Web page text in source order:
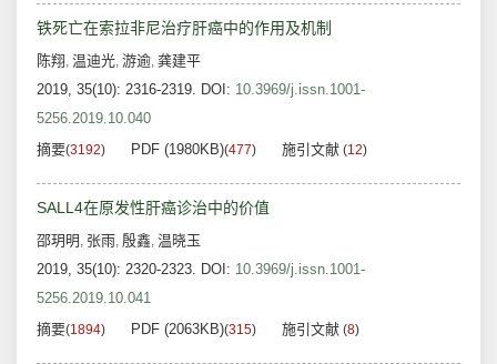
铁死亡在索拉非尼治疗肝癌中的作用及机制
陈翔, 温迪光, 游逾, 龚建平
2019, 35(10): 2316-2319. DOI: 10.3969/j.issn.1001-
5256.2019.10.040
摘要(3192) PDF (1980KB)(477) 施引文献 (12)
SALL4在原发性肝癌诊治中的价值
邵玥明 , 张雨, 殷鑫, 温晓玉
2019, 35(10): 2320-2323. DOI: 10.3969/j.issn.1001-
5256.2019.10.041
摘要(1894) PDF (2063KB)(315) 施引文献 (8)